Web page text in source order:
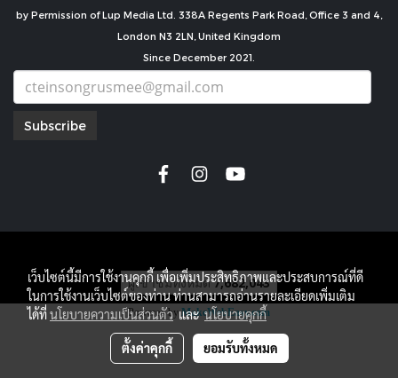
by Permission of Lup Media Ltd. 338A Regents Park Road, Office 3 and 4,
London N3 2LN, United Kingdom
Since December 2021.
Subscribe
ผู้เข้าชมทั้งหมด 7,682,043
Powered byMakeWebEasy.com
เว็บไซต์นี้มีการใช้งานคุกกี้ เพื่อเพิ่มประสิทธิภาพและประสบการณ์ที่ดี
ในการใช้งานเว็บไซต์ของท่าน ท่านสามารถอ่านรายละเอียดเพิ่มเติม
ได้ที่นโยบายความเป็นส่วนตัวและนโยบายคุกกี้
ตั้งค่าคุกกี้ ยอมรับทั้งหมด